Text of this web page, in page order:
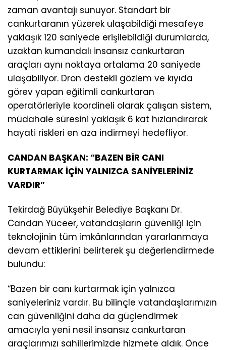
zaman avantajı sunuyor. Standart bir
cankurtaranın yüzerek ulaşabildiği mesafeye
yaklaşık 120 saniyede erişilebildiği durumlarda,
uzaktan kumandalı insansız cankurtaran
araçları aynı noktaya ortalama 20 saniyede
ulaşabiliyor. Dron destekli gözlem ve kıyıda
görev yapan eğitimli cankurtaran
operatörleriyle koordineli olarak çalışan sistem,
müdahale süresini yaklaşık 6 kat hızlandırarak
hayati riskleri en aza indirmeyi hedefliyor.
CANDAN BAŞKAN: “BAZEN BİR CANI
KURTARMAK İÇİN YALNIZCA SANİYELERİNİZ
VARDIR”
Tekirdağ Büyükşehir Belediye Başkanı Dr.
Candan Yüceer, vatandaşların güvenliği için
teknolojinin tüm imkânlarından yararlanmaya
devam ettiklerini belirterek şu değerlendirmede
bulundu:
“Bazen bir canı kurtarmak için yalnızca
saniyeleriniz vardır. Bu bilinçle vatandaşlarımızın
can güvenliğini daha da güçlendirmek
amacıyla yeni nesil insansız cankurtaran
araçlarımızı sahillerimizde hizmete aldık. Önce